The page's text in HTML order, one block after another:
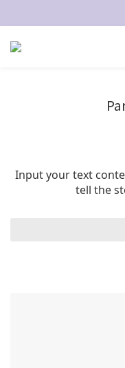
抗UV
Input your text
tell the